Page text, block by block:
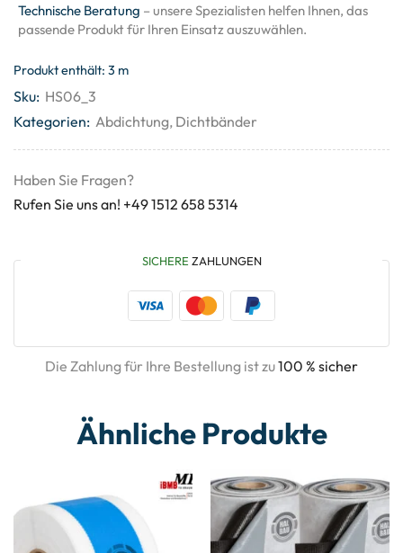
Technische Beratung – unsere Spezialisten helfen Ihnen, das
passende Produkt für Ihren Einsatz auszuwählen.
Produkt enthält: 3 m
Sku: HS06_3
Kategorien: Abdichtung, Dichtbänder
Haben Sie Fragen?
Rufen Sie uns an! +49 1512 658 5314
SICHERE ZAHLUNGEN
Die Zahlung für Ihre Bestellung ist zu100 % sicher
Ähnliche Produkte